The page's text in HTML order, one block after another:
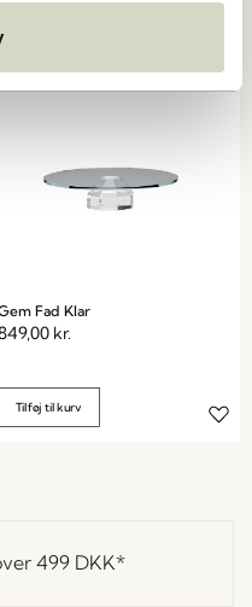
Fad Klar
kr.
Tilføj til kurv
499 DKK*